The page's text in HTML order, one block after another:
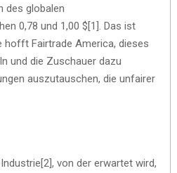
des globalen
0,78 und 1,00 $[1]. Das ist
hofft Fairtrade America, dieses
und die Zuschauer dazu
auszutauschen, die unfairer
von der erwartet wird,